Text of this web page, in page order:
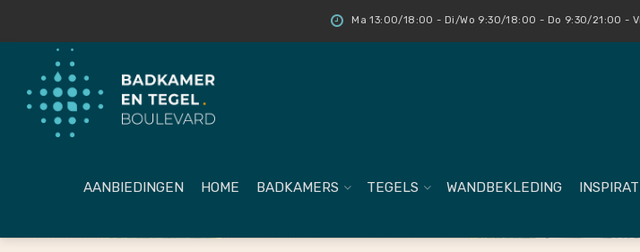
Ma 13:00/18:00 - Di/Wo 9:30/18:00 - Do 9:30/21:00 -
AANBIEDINGEN HOME BADKAMERS TEGELS WANDBEKLEDING